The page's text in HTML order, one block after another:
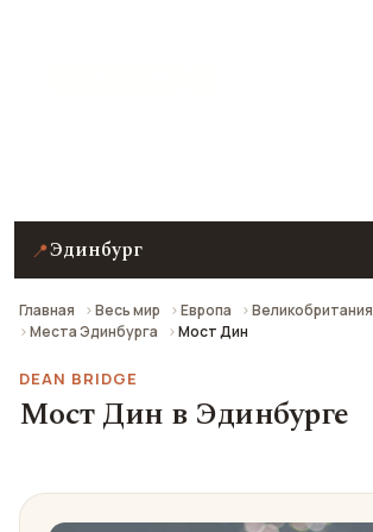
📍Эдинбург
Главная Весь мир Европа Великобритания
Места Эдинбурга
Мост Дин
DEAN BRIDGE
Мост Дин в Эдинбурге